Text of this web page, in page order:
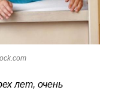
лет, очень